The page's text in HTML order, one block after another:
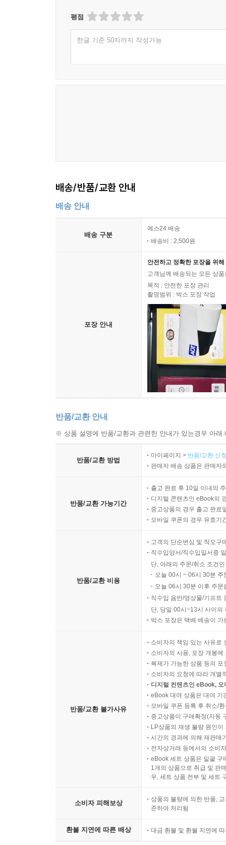
평점
한글 기준 50자까지 작성가능
배송/반품/교환 안내
배송 안내
배송 구분
예스24 배송
배송비 : 2,500원
포장 안내
안전하고 정확한 포장을 위
고객님께 배송되는 모든 상
목적 : 안전한 포장 관리
촬영범위 : 박스 포장 작업
반품/교환 안내
※ 상품 설명에 반품/교환과 관련한 안내가 있는경우 아
반품/교환 방법
마이페이지 > 반품/교환 신
판매자 배송 상품은 판매자
반품/교환 가능기간
출고 완료 후 10일 이내의
디지털 콘텐츠인 eBook의
중고상품의 경우 출고 완료
모바일 쿠폰의 경우 유효기
반품/교환 비용
고객의 단순변심 및 착오구
직수입양서/직수입일서중
단, 아래의 주문/취소 조건
오늘 00시 ~ 06시 30분
오늘 06시 30분 이후 주
직수입 음반/영상물/기프트
단, 당일 00시~13시 사이의
박스 포장은 택배 배송이
반품/교환 불가사유
소비자의 책임 있는 사유로
소비자의 사용, 포장 개봉
복제가 가능한 상품 등의
소비자의 요청에 따라 개별
디지털 컨텐츠인 eBook,
eBook 대여 상품은 대여 기
모바일 쿠폰 등록 후 취소/
중고상품이 구매확정(자동
LP상품의 재생 불량 원인
시간의 경과에 의해 재판매
전자상거래 등에서의 소비
eBook 세트 상품은 일괄 구
1개의 상품으로 취급 및 판
우, 세트 상품 전부 및 세트
소비자 피해보상
상품의 불량에 의한 반품,
준하여 처리됨
환불 지연에 따른 배상 대금 환불 및 환불 지연에